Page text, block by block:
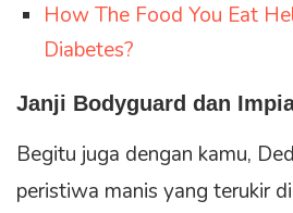
How The Food You Eat
Diabetes?
Janji Bodyguard dan
Begitu juga dengan kamu,
peristiwa manis yang terukir